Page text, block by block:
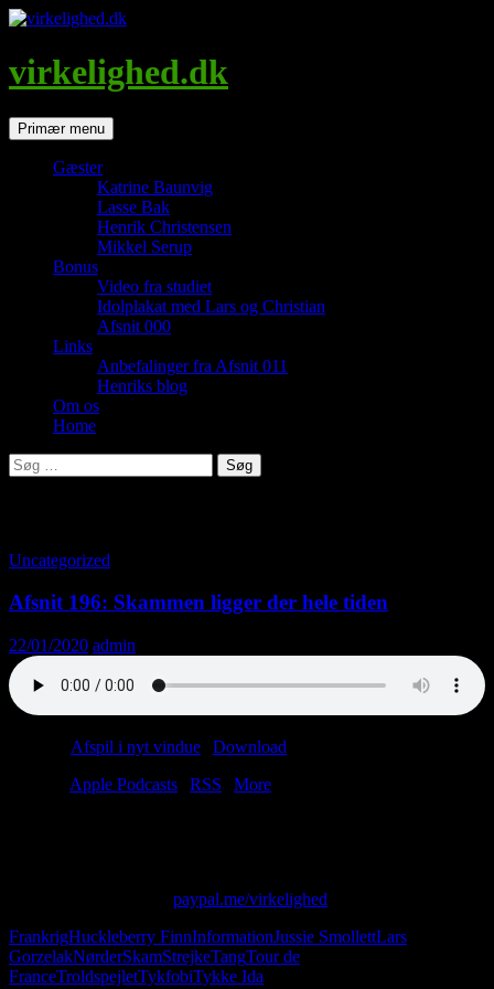
Hop
indhold
virkelighed.dk
SøgPrimær menu
Gæster
Katrine Baunvig
Lasse Bak
Henrik Christensen
Mikkel Serup
Bonus
Video fra studiet
Idolplakat med Lars og Christian
Afsnit 000
Links
Anbefalinger fra Afsnit 011
Henriks blog
Om os
Home
Søg
efter:
Uncategorized
Afsnit 196: Skammen ligger der hele tiden
22/01/2020 admin
Afspil i nyt vindue Download
Apple Podcasts RSS
More
paypal.me/virkelighed
FrankrigHuckleberry FinnInformationJussie SmollettLars
GorzelakNørderSkamStrejkeTangTour de
FranceTroldspejletTykfobiTykke Ida